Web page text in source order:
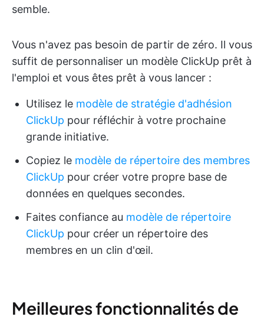
semble.
Vous n'avez pas besoin de partir de zéro. Il vous
suffit de personnaliser un modèle ClickUp prêt à
l'emploi et vous êtes prêt à vous lancer :
Utilisez le modèle de stratégie d'adhésion
ClickUp pour réfléchir à votre prochaine
grande initiative.
Copiez le modèle de répertoire des membres
ClickUp pour créer votre propre base de
données en quelques secondes.
Faites confiance au modèle de répertoire
ClickUp pour créer un répertoire des
membres en un clin d'œil.
Meilleures fonctionnalités de